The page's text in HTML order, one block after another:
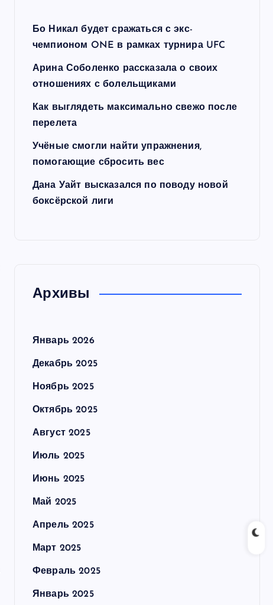
Бо Никал будет сражаться с экс-
чемпионом ONE в рамках турнира UFC
Арина Соболенко рассказала о своих
отношениях с болельщиками
Как выглядеть максимально свежо после
перелета
Учёные смогли найти упражнения,
помогающие сбросить вес
Дана Уайт высказался по поводу новой
боксёрской лиги
Архивы
Январь 2026
Декабрь 2025
Ноябрь 2025
Октябрь 2025
Август 2025
Июль 2025
Июнь 2025
Май 2025
Апрель 2025
Март 2025
Февраль 2025
Январь 2025